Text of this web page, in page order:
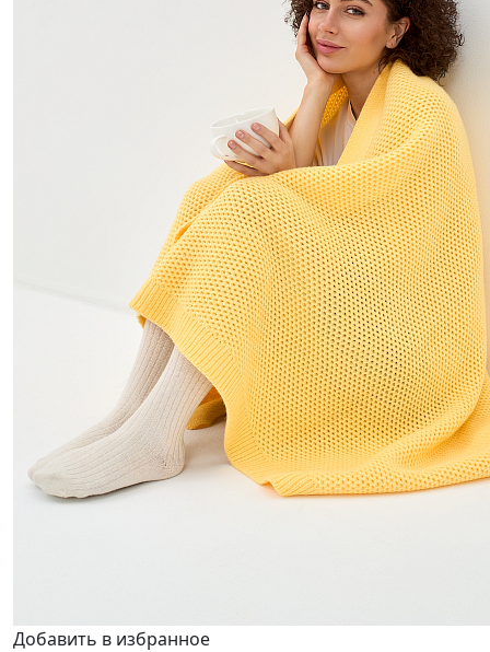
Добавить в избранное